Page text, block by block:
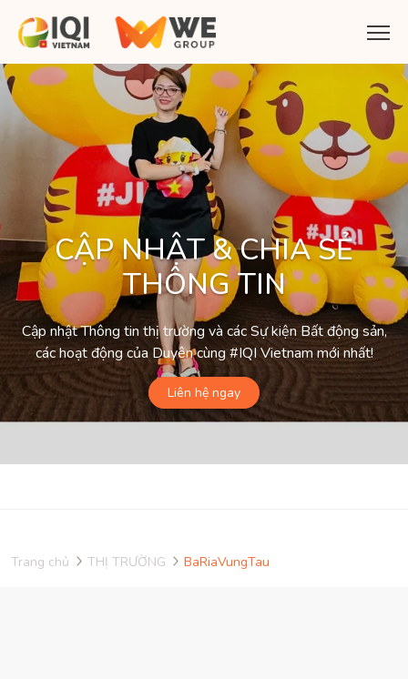
CẬP NHẬT & CHIA SẺ
THÔNG TIN
Cập nhật Thông tin thị trường và các Sự kiện Bất động sản,
các hoạt động của Duyên cùng #IQI Vietnam mới nhất!
Liên hệ ngay
Trang chủ THỊ TRƯỜNG BaRiaVungTau